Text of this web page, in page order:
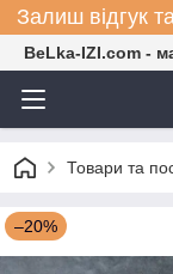
Залиш відгук
BeLka-IZI.com -
Товари та
–20%